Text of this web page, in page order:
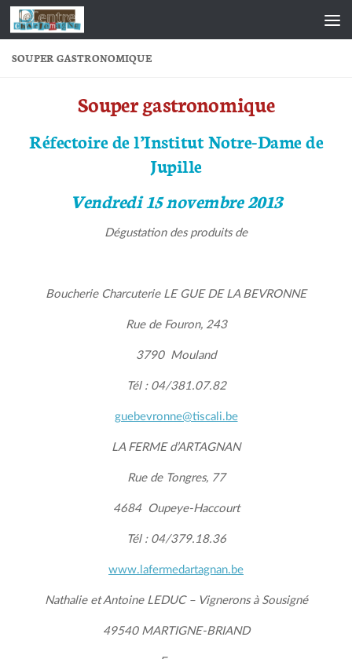
Skip to content
SOUPER GASTRONOMIQUE
Souper gastronomique
Réfectoire de l’Institut Notre-Dame de
Jupille
Vendredi 15 novembre 2013
Dégustation des produits de
Boucherie Charcuterie LE GUE DE LA BEVRONNE
Rue de Fouron, 243
3790 Mouland
Tél : 04/381.07.82
guebevronne@tiscali.be
LA FERMEd’ARTAGNAN
Rue de Tongres, 77
4684 Oupeye-Haccourt
Tél : 04/379.18.36
www.lafermedartagnan.be
Nathalie et Antoine LEDUC – Vignerons à Sousigné
49540 MARTIGNE-BRIAND